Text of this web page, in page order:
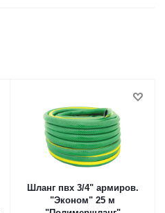
Шланг пвх 3/4" армиров.
"Эконом" 25 м